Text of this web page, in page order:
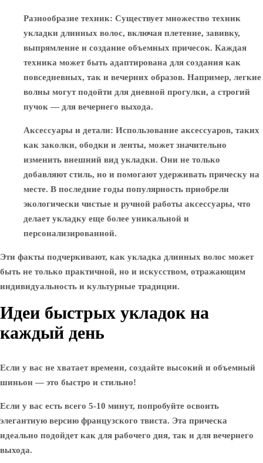
Разнообразие техник: Существует множество техник
укладки длинных волос, включая плетение, завивку,
выпрямление и создание объемных причесок. Каждая
техника может быть адаптирована для создания как
повседневных, так и вечерних образов. Например, легкие
волны могут подойти для дневной прогулки, а строгий
пучок — для вечернего выхода.
Аксессуары и детали: Использование аксессуаров, таких
как заколки, ободки и ленты, может значительно
изменить внешний вид укладки. Они не только
добавляют стиль, но и помогают удерживать прическу на
месте. В последние годы популярность приобрели
экологически чистые и ручной работы аксессуары, что
делает укладку еще более уникальной и
персонализированной.
Эти факты подчеркивают, как укладка длинных волос может
быть не только практичной, но и искусством, отражающим
индивидуальность и культурные традиции.
Идеи быстрых укладок на
каждый день
Если у вас не хватает времени, создайте высокий и объемный
шиньон — это быстро и стильно!
Если у вас есть всего 5-10 минут, попробуйте освоить
элегантную версию французского твиста. Эта прическа
идеально подойдет как для рабочего дня, так и для вечернего
выхода.